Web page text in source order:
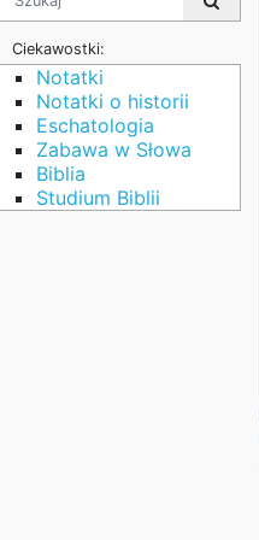
Ciekawostki:
Notatki
Notatki o historii
Eschatologia
Zabawa w Słowa
Biblia
Studium Biblii